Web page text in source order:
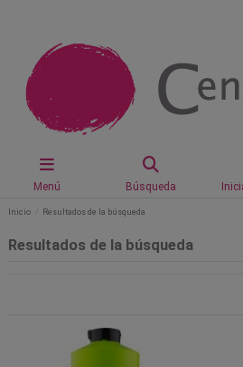
Menú Búsqueda
Inicio Resultados de la búsqueda
Resultados de la búsqueda